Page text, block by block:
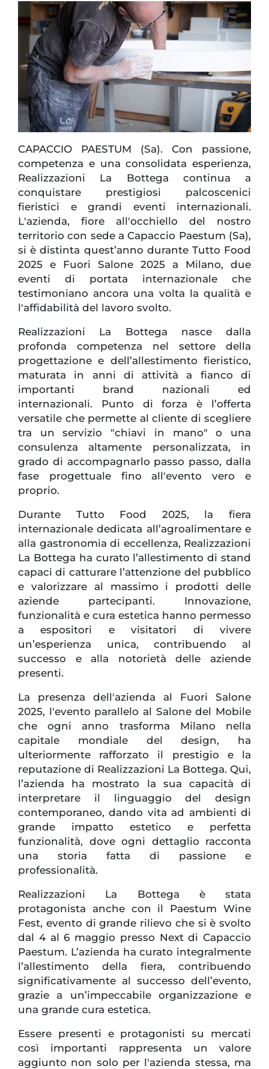
CAPACCIO PAESTUM (Sa). Con passione,
competenza e una consolidata esperienza,
Realizzazioni La Bottega continua a
conquistare prestigiosi palcoscenici
fieristici e grandi eventi internazionali.
L'azienda, fiore all'occhiello del nostro
territorio con sede a Capaccio Paestum (Sa),
si è distinta quest’anno durante Tutto Food
2025 e Fuori Salone 2025 a Milano, due
eventi di portata internazionale che
testimoniano ancora una volta la qualità e
l'affidabilità del lavoro svolto.
Realizzazioni La Bottega nasce dalla
profonda competenza nel settore della
progettazione e dell’allestimento fieristico,
maturata in anni di attività a fianco di
importanti brand nazionali ed
internazionali. Punto di forza è l’offerta
versatile che permette al cliente di scegliere
tra un servizio "chiavi in mano" o una
consulenza altamente personalizzata, in
grado di accompagnarlo passo passo, dalla
fase progettuale fino all'evento vero e
proprio.
Durante Tutto Food 2025, la fiera
internazionale dedicata all’agroalimentare e
alla gastronomia di eccellenza, Realizzazioni
La Bottega ha curato l’allestimento di stand
capaci di catturare l’attenzione del pubblico
e valorizzare al massimo i prodotti delle
aziende partecipanti. Innovazione,
funzionalità e cura estetica hanno permesso
a espositori e visitatori di vivere
un’esperienza unica, contribuendo al
successo e alla notorietà delle aziende
presenti.
La presenza dell'azienda al Fuori Salone
2025, l'evento parallelo al Salone del Mobile
che ogni anno trasforma Milano nella
capitale mondiale del design, ha
ulteriormente rafforzato il prestigio e la
reputazione di Realizzazioni La Bottega. Qui,
l’azienda ha mostrato la sua capacità di
interpretare il linguaggio del design
contemporaneo, dando vita ad ambienti di
grande impatto estetico e perfetta
funzionalità, dove ogni dettaglio racconta
una storia fatta di passione e
professionalità.
Realizzazioni La Bottega è stata
protagonista anche con il Paestum Wine
Fest, evento di grande rilievo che si è svolto
dal 4 al 6 maggio presso Next di Capaccio
Paestum. L’azienda ha curato integralmente
l’allestimento della fiera, contribuendo
significativamente al successo dell’evento,
grazie a un’impeccabile organizzazione e
una grande cura estetica.
Essere presenti e protagonisti su mercati
così importanti rappresenta un valore
aggiunto non solo per l'azienda stessa, ma